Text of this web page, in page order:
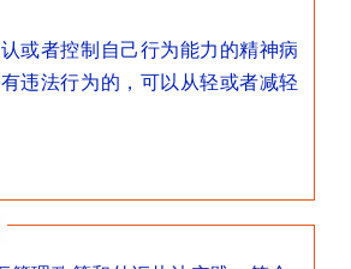
或者控制自己行为能力的精神病
违法行为的，可以从轻或者减轻